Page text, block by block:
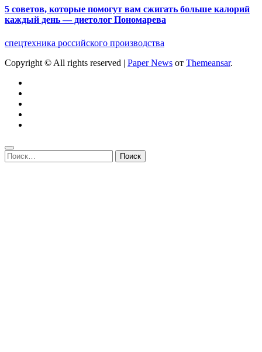
5 советов, которые помогут вам сжигать больше калорий
каждый день — диетолог Пономарева
спецтехника российского производства
Copyright © All rights reserved | Paper News от Themeansar.
Найти: